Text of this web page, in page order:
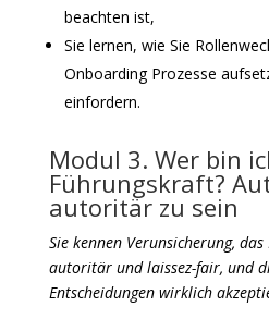
beachten ist,
Sie lernen, wie Sie
Onboarding Prozesse
einfordern.
Modul 3. Wer bin
Führungskraft?
autoritär zu sein
Sie kennen Verunsicherung,
autoritär und laissez-fair, und
Entscheidungen wirklich